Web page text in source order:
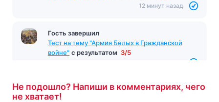
12 минут назад
Гость завершил
Тест на тему "Армия Белых в Гражданской
войне" с результатом 3/5
Не подошло? Напиши в комментариях, чего
не хватает!